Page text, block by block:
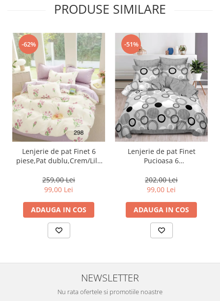
PRODUSE SIMILARE
-62%
Lenjerie de pat Finet 6
piese,Pat dublu,Crem/Lila
259,00 Lei
99,00 Lei
ADAUGA IN COS
-51%
Lenjerie de pat Finet
Pucioasa 6
202,00 Lei
99,00 Lei
ADAUGA IN COS
NEWSLETTER
Nu rata ofertele si promotiile noastre